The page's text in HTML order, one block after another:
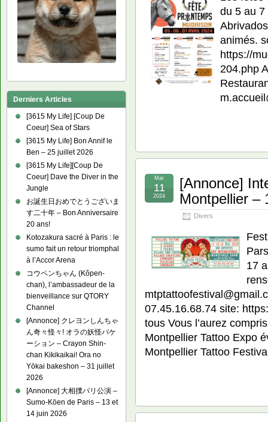
du 5 au 7
animés.
https://
204.php
[Annonce]
Montpellier –
Divers
Mar
11
2024
17
07.45.16.68.74 site:
tous Vous l’aurez
Montpellier Tattoo Expo
Montpellier Tattoo
Derniers Articles
[3615 My Life] [Coup De
Coeur] Sea of Stars
[3615 My Life] Bon Annif le
Ben – 25 juillet 2026
[3615 My Life][Coup De
Coeur] Dave the Diver in the
Jungle
お誕生日おめでとうございま
す二十年 – Bon Anniversaire
20 ans!
Kotozakura sacré à Paris : le
sumo fait un retour triomphal
à l’Accor Arena
コウペンちゃん (Kôpen-
chan), l’ambassadeur de la
bienveillance sur QTORY
Channel
[Annonce] クレヨンしんちゃ
ん奇々怪々! オラの妖怪バケ
ーション – Crayon Shin-
chan Kikikaikai! Ora no
Yōkai bakeshon – 31 juillet
2026
[Annonce] 大相撲パリ公演 –
Sumo-Kōen de Paris – 13 et
14 juin 2026